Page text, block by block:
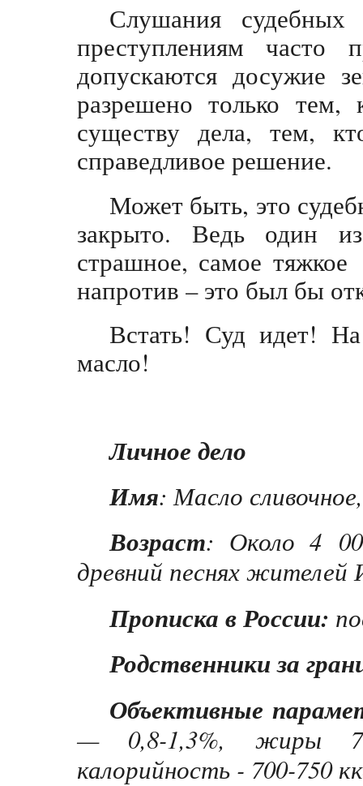
Слушания
преступлениям
допускаются досужие
разрешено только тем,
существу дела, тем,
справедливое решение.
Может быть, это
закрыто. Ведь один
страшное, самое
напротив – это был бы
Встать! Суд идет!
масло!
Личное дело
Имя: Масло
Возраст: Около 4
древний песнях жителей
Прописка в России:
Родственники за
Объективные
— 0,8-1,3%, жиры
калорийность - 700-750